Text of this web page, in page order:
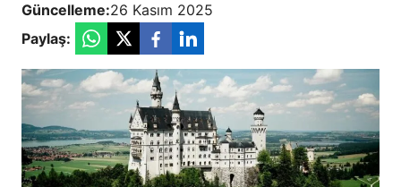
Güncelleme:26 Kasım 2025
Paylaş: